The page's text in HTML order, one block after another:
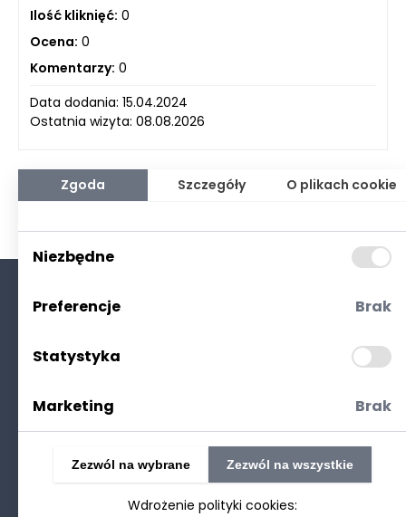
Ilość kliknięć: 0
Ocena: 0
Komentarzy: 0
Data dodania: 15.04.2024
Ostatnia wizyta: 08.08.2026
Polityka prywatności
©2025 Realizacjastrony www: Technetium.pl
Zgoda Szczegóły O plikach cookie
Niezbędne
Preferencje Brak
Statystyka
Marketing Brak
Wdrożenie polityki cookies:
Zezwól na wybrane Zezwól na wszystkie